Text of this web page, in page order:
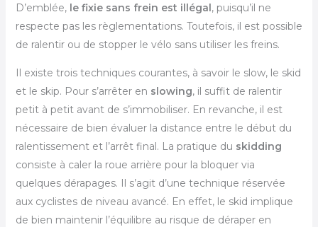
D’emblée, le fixie sans frein est illégal, puisqu’il ne
respecte pas les règlementations. Toutefois, il est possible
de ralentir ou de stopper le vélo sans utiliser les freins.
Il existe trois techniques courantes, à savoir le slow, le skid
et le skip. Pour s’arrêter en slowing, il suffit de ralentir
petit à petit avant de s’immobiliser. En revanche, il est
nécessaire de bien évaluer la distance entre le début du
ralentissement et l’arrêt final. La pratique du skidding
consiste à caler la roue arrière pour la bloquer via
quelques dérapages. Il s’agit d’une technique réservée
aux cyclistes de niveau avancé. En effet, le skid implique
de bien maintenir l’équilibre au risque de déraper en